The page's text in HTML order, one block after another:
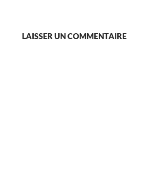
LAISSER UN COMMENTAIRE